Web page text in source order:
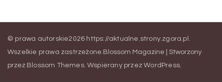
© prawa autorskie2026 https://aktualne.strony.zgora.pl .
Wszelkie prawa zastrzeżone. Blossom Magazine | Stworzony
przez Blossom Themes. Wspierany przezWordPress.